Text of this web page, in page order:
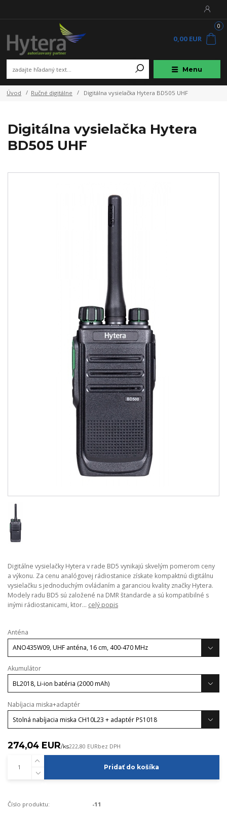
Menu
0
0,00 EUR
Úvod Ručné digitálne Digitálna vysielačka Hytera BD505 UHF
Digitálna vysielačka Hytera
BD505 UHF
Digitálne vysielačky Hytera v rade BD5 vynikajú skvelým pomerom ceny
a výkonu. Za cenu analógovej rádiostanice získate kompaktnú digitálnu
vysielačku s jednoduchým ovládaním a garanciou kvality značky Hytera.
Modely radu BD5 sú založené na DMR štandarde a sú kompatibilné s
inými rádiostanicami, ktor... celý popis
Anténa
Akumulátor
Nabíjacia miska+adaptér
274,04 EUR/ks222,80 EURbez DPH
Pridať do košíka
Číslo produktu: -11